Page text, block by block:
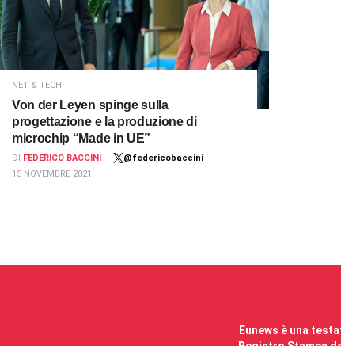
NET & TECH
Von der Leyen spinge sulla
progettazione e la produzione di
microchip “Made in UE”
DI FEDERICO BACCINI
@federicobaccini
15 NOVEMBRE 2021
Eunews è una